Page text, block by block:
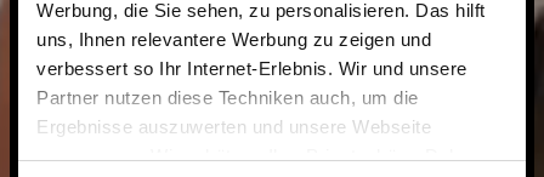
Werbung, die Sie sehen, zu personalisieren. Das hilft
uns, Ihnen relevantere Werbung zu zeigen und
verbessert so Ihr Internet-Erlebnis. Wir und unsere
Partner nutzen diese Techniken auch, um die
Ergebnisse auszuwerten und unsere Webseite
anzupassen. Wir schätzen Ihre Privatsphäre. Daher